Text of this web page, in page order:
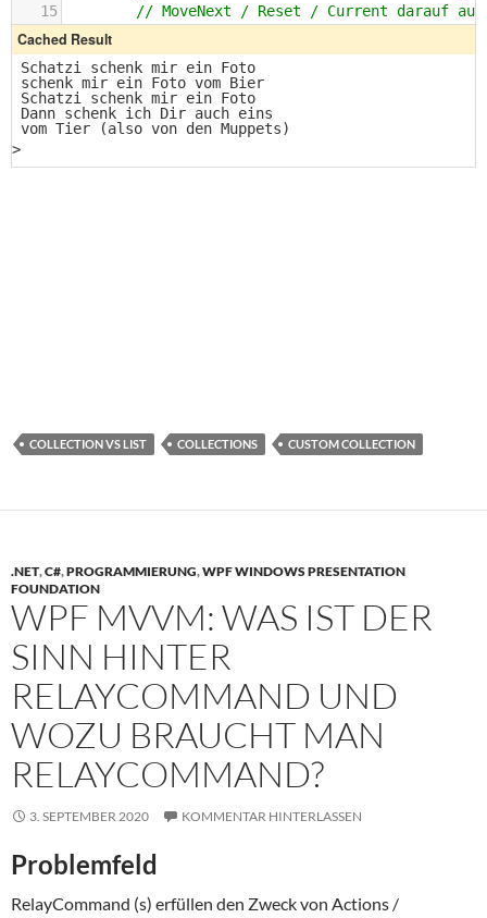
COLLECTION VS LIST COLLECTIONS CUSTOM COLLECTION
.NET,C#,PROGRAMMIERUNG,WPF WINDOWS PRESENTATION
FOUNDATION
WPF MVVM: WAS IST DER
SINN HINTER
RELAYCOMMAND UND
WOZU BRAUCHT MAN
RELAYCOMMAND?
3. SEPTEMBER 2020 KOMMENTAR HINTERLASSEN
Problemfeld
RelayCommand (s) erfüllen den Zweck von Actions /